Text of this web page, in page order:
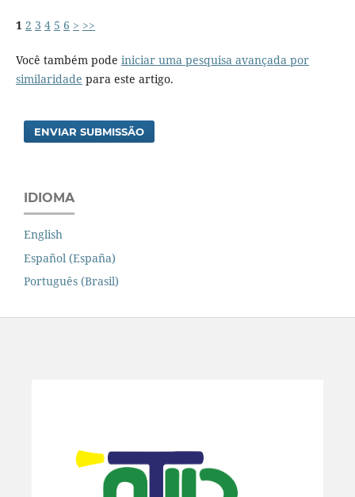
1 2 3 4 5 6 > >>
Você também pode iniciar uma pesquisa avançada por
similaridade para este artigo.
ENVIAR SUBMISSÃO
IDIOMA
English
Español (España)
Português (Brasil)